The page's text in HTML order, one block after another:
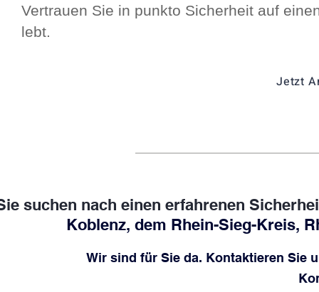
Vertrauen Sie in punkto Sicherheit auf
lebt.
Jetzt
suchen nach einen erfahrenen
Koblenz, dem Rhein-Sieg-Kreis,
Wir sind für Sie da. Kontaktieren Sie